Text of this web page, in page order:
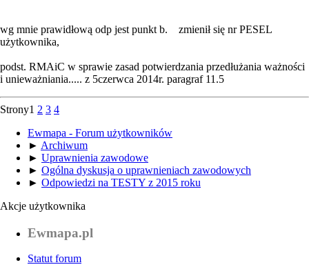
wg mnie prawidłową odp jest punkt b. zmienił się nr PESEL
użytkownika,
podst. RMAiC w sprawie zasad potwierdzania przedłużania ważności
i unieważniania..... z 5czerwca 2014r. paragraf 11.5
Strony1 2 3 4
Ewmapa - Forum użytkowników
► Archiwum
► Uprawnienia zawodowe
► Ogólna dyskusja o uprawnieniach zawodowych
► Odpowiedzi na TESTY z 2015 roku
Akcje użytkownika
Ewmapa.pl
Statut forum